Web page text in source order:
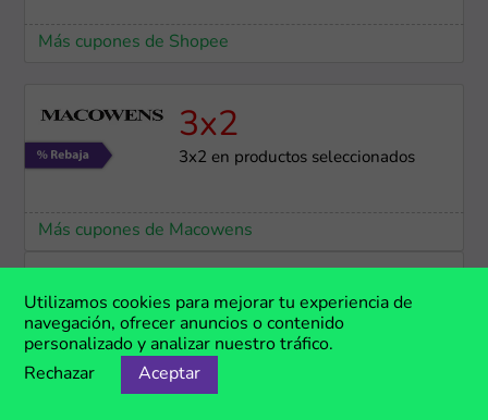
Más cupones de Shopee
3x2
3x2 en productos seleccionados
Más cupones de Macowens
3 CSI
3 CSI con NaranjaX todos los días
Más cupones de Farmaonline
Utilizamos cookies para mejorar tu experiencia de
navegación, ofrecer anuncios o contenido
personalizado y analizar nuestro tráfico.
Rechazar
Aceptar